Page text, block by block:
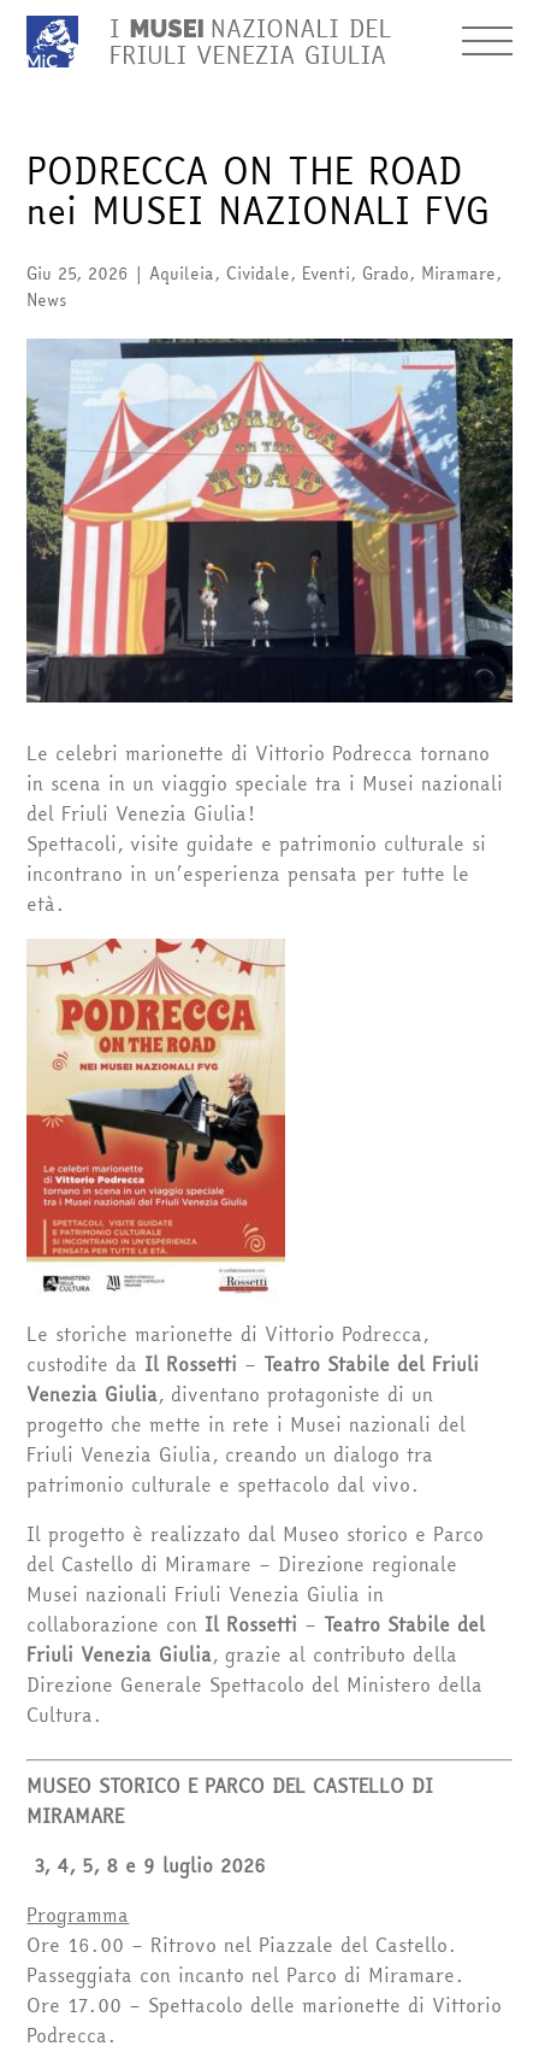
PODRECCA ON THE ROAD
nei MUSEI NAZIONALI FVG
Giu 25, 2026 |Aquileia,Cividale, Eventi, Grado, Miramare,
News
Le celebri marionette di Vittorio Podrecca tornano
in scena in un viaggio speciale tra i Musei nazionali
del Friuli Venezia Giulia!
Spettacoli, visite guidate e patrimonio culturale si
incontrano in un’esperienza pensata per tutte le
età.
Le storiche marionette di Vittorio Podrecca,
custodite da Il Rossetti – Teatro Stabile del Friuli
Venezia Giulia, diventano protagoniste di un
progetto che mette in rete i Musei nazionali del
Friuli Venezia Giulia, creando un dialogo tra
patrimonio culturale e spettacolo dal vivo.
Il progetto è realizzato dal Museo storico e Parco
del Castello di Miramare – Direzione regionale
Musei nazionali Friuli Venezia Giulia in
collaborazione con Il Rossetti – Teatro Stabile del
Friuli Venezia Giulia, grazie al contributo della
Direzione Generale Spettacolo del Ministero della
Cultura.
MUSEO STORICO E PARCO DEL CASTELLO DI
MIRAMARE
3, 4, 5, 8 e 9 luglio 2026
Programma
Ore 16.00 – Ritrovo nel Piazzale del Castello.
Passeggiata con incanto nel Parco di Miramare.
Ore 17.00 – Spettacolo delle marionette di Vittorio
Podrecca.